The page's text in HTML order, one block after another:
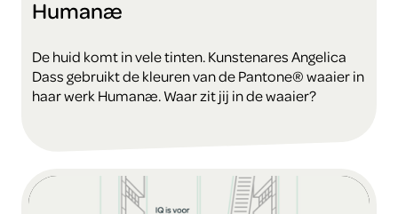
Humanæ
De huid komt in vele tinten. Kunstenares Angelica
Dass gebruikt de kleuren van de Pantone® waaier in
haar werk Humanæ. Waar zit jij in de waaier?